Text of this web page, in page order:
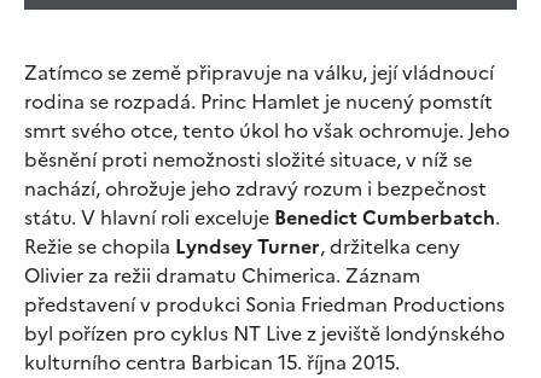
Zatímco se země připravuje na válku, její vládnoucí
rodina se rozpadá. Princ Hamlet je nucený pomstít
smrt svého otce, tento úkol ho však ochromuje. Jeho
běsnění proti nemožnosti složité situace, v níž se
nachází, ohrožuje jeho zdravý rozum i bezpečnost
státu. V hlavní roli exceluje Benedict Cumberbatch.
Režie se chopila Lyndsey Turner, držitelka ceny
Olivier za režii dramatu Chimerica. Záznam
představení v produkci Sonia Friedman Productions
byl pořízen pro cyklus NT Live z jeviště londýnského
kulturního centra Barbican 15. října 2015.